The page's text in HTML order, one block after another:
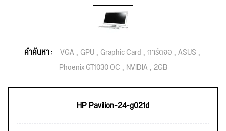
คำค้นหา : VGA GPU Graphic Card การ์ดจอ ASUS
Phoenix GT1030 OC NVIDIA 2GB
HP Pavilion-24-g021d